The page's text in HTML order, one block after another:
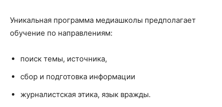
Уникальная программа медиашколы предполагает
обучение по направлениям:
поиск темы, источника,
сбор и подготовка информации
журналистская этика, язык вражды.